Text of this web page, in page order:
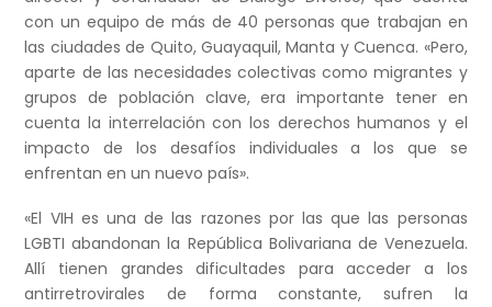
con un equipo de más de 40 personas que trabajan en
las ciudades de Quito, Guayaquil, Manta y Cuenca. «Pero,
aparte de las necesidades colectivas como migrantes y
grupos de población clave, era importante tener en
cuenta la interrelación con los derechos humanos y el
impacto de los desafíos individuales a los que se
enfrentan en un nuevo país».
«El VIH es una de las razones por las que las personas
LGBTI abandonan la República Bolivariana de Venezuela.
Allí tienen grandes dificultades para acceder a los
antirretrovirales de forma constante, sufren la